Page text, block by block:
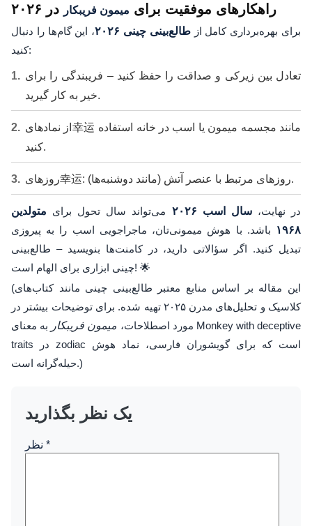
راهکارهای موفقیت برای میمون فریبکار در ۲۰۲۶
برای بهره‌برداری کامل ازطالع‌بینی چینی ۲۰۲۶
، این گام‌ها را دنبال
کنید:
تعادل بین زیرکی و صداقت را حفظ کنید – فریبندگی را برای
خیر به کار گیرید.
از نمادهای幸运 مانند مجسمه میمون یا اسب در خانه استفاده
کنید.
روزهای幸运: روزهای مرتبط با عنصر آتش (مانند دوشنبه‌ها).
در نهایت،سال اسب ۲۰۲۶ می‌تواند سال تحول برای متولدین
۱۹۶۸ باشد. با هوش میمونی‌تان، ماجراجویی اسب را به پیروزی
تبدیل کنید. اگر سؤالاتی دارید، در کامنت‌ها بنویسید – طالع‌بینی
چینی ابزاری برای الهام است! 🌟
(این مقاله بر اساس منابع معتبر طالع‌بینی چینی مانند کتاب‌های
کلاسیک و تحلیل‌های مدرن ۲۰۲۵ تهیه شده. برای توضیحات بیشتر در
مورد اصطلاحات، میمون فریبکار به معنای Monkey with deceptive
traits در zodiac است که برای گویشوران فارسی، نماد هوش
حیله‌گرانه است.)
یک نظر بگذارید
*